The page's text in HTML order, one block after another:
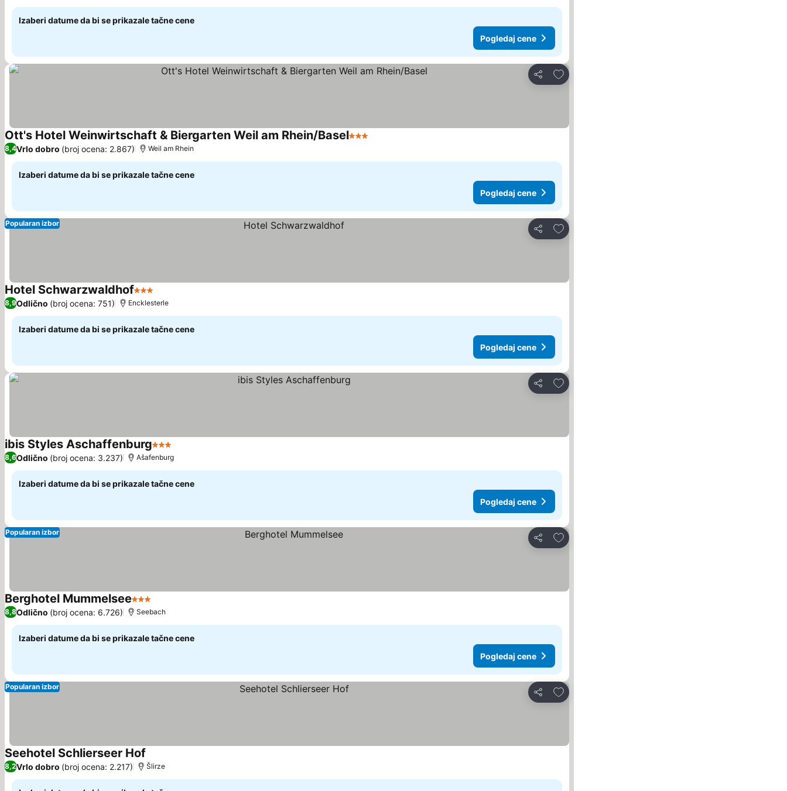
Izaberi datume da bi se prikazale tačne cene
Pogledaj cene
Deli
Dodati u favorite
Ott's Hotel Weinwirtschaft & Biergarten Weil am Rhein/Basel3 Zvezdice
8,4Vrlo dobro (broj ocena: 2.867) Weil am Rhein
Izaberi datume da bi se prikazale tačne cene
Pogledaj cene
Deli
Dodati u favorite
Popularan izbor
Hotel Schwarzwaldhof3 Zvezdice
8,9Odlično (broj ocena: 751) Encklesterle
Izaberi datume da bi se prikazale tačne cene
Pogledaj cene
Deli
Dodati u favorite
ibis Styles Aschaffenburg3 Zvezdice
8,6Odlično (broj ocena: 3.237) Ašafenburg
Izaberi datume da bi se prikazale tačne cene
Pogledaj cene
Deli
Dodati u favorite
Popularan izbor
Berghotel Mummelsee3 Zvezdice
8,8Odlično (broj ocena: 6.726) Seebach
Izaberi datume da bi se prikazale tačne cene
Pogledaj cene
Deli
Dodati u favorite
Popularan izbor
Seehotel Schlierseer HofPogledaj cene
8,2Vrlo dobro (broj ocena: 2.217) Šlirze